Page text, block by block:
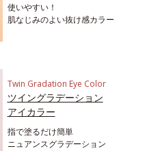
使いやすい！
肌なじみのよい抜け感カラー
Twin Gradation Eye Color
ツイングラデーション
アイカラー
指で塗るだけ簡単
ニュアンスグラデーション